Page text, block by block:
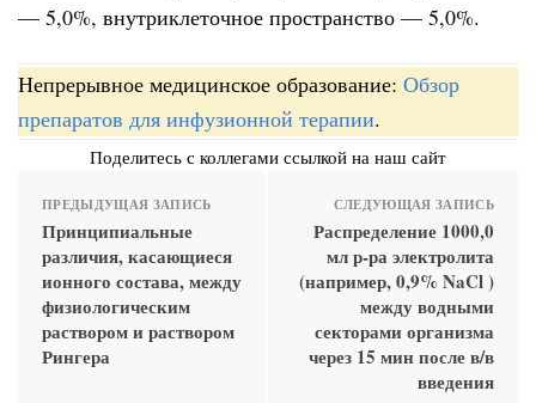
— 5,0%, внутриклеточное пространство — 5,0%.
Непрерывное медицинское образование: Обзор
препаратов для инфузионной терапии.
Поделитесь с коллегами ссылкой на наш сайт
ПРЕДЫДУЩАЯ ЗАПИСЬ
Принципиальные
различия, касающиеся
ионного состава, между
физиологическим
раствором и раствором
Рингера
СЛЕДУЮЩАЯ ЗАПИСЬ
Распределение 1000,0
мл р-ра электролита
(например, 0,9% NaCl )
между водными
секторами организма
через 15 мин после в/в
введения